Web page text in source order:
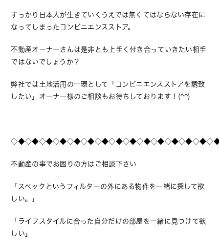
すっかり日本人が生きていくうえでは無くてはならない存在に
なってしまったコンビニエンスストア。
不動産オーナーさんは是非とも上手く付き合っていきたい相手
ではないでしょうか？
弊社では土地活用の一環として「コンビニエンスストアを誘致
したい」オーナー様のご相談もお待ちしております！(^^)
不動産の事でお困りの方はご相談下さい
「スペックというフィルターの外にある物件を一緒に探して欲
しい。」
「ライフスタイルに合った自分だけの部屋を一緒に見つけて欲
しい」